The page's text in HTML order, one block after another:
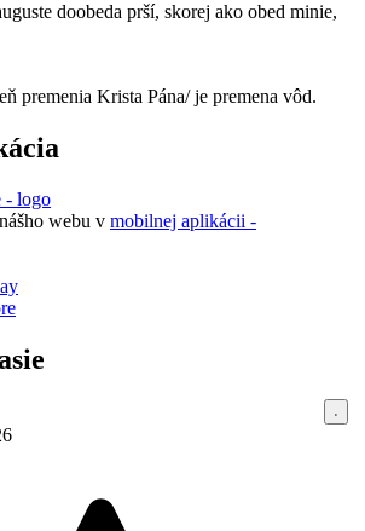
doobeda prší, skorej ako obed minie,
premenia Krista Pána/ je premena vôd.
webu v mobilnej aplikácii -